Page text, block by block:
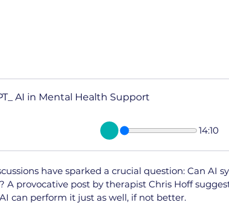
AI in Mental Health Support
14:10
have sparked a crucial question: Can AI
? A provocative post by therapist Chris Hoff
can perform it just as well, if not better.